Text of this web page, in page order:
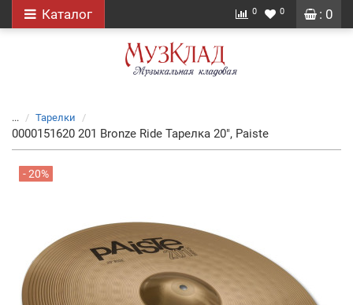
: 0
Каталог 0 0
... Тарелки
0000151620 201 Bronze Ride Тарелка 20", Paiste
- 20%